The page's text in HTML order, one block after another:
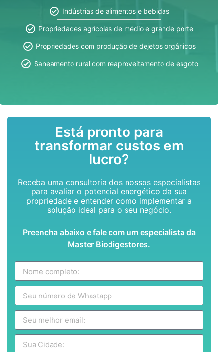
Indústrias de alimentos e bebidas
Propriedades agrícolas de médio e grande porte
Propriedades com produção de dejetos orgânicos
Saneamento rural com reaproveitamento de esgoto
Está pronto para
transformar custos em
lucro?
Receba uma consultoria dos nossos especialistas
para avaliar o potencial energético da sua
propriedade e entender como implementar a
solução ideal para o seu negócio.
Preencha abaixo e fale com um especialista da
Master Biodigestores.